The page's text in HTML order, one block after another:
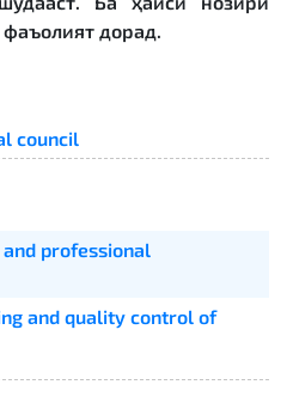
дорад.
council
professional
and quality control of